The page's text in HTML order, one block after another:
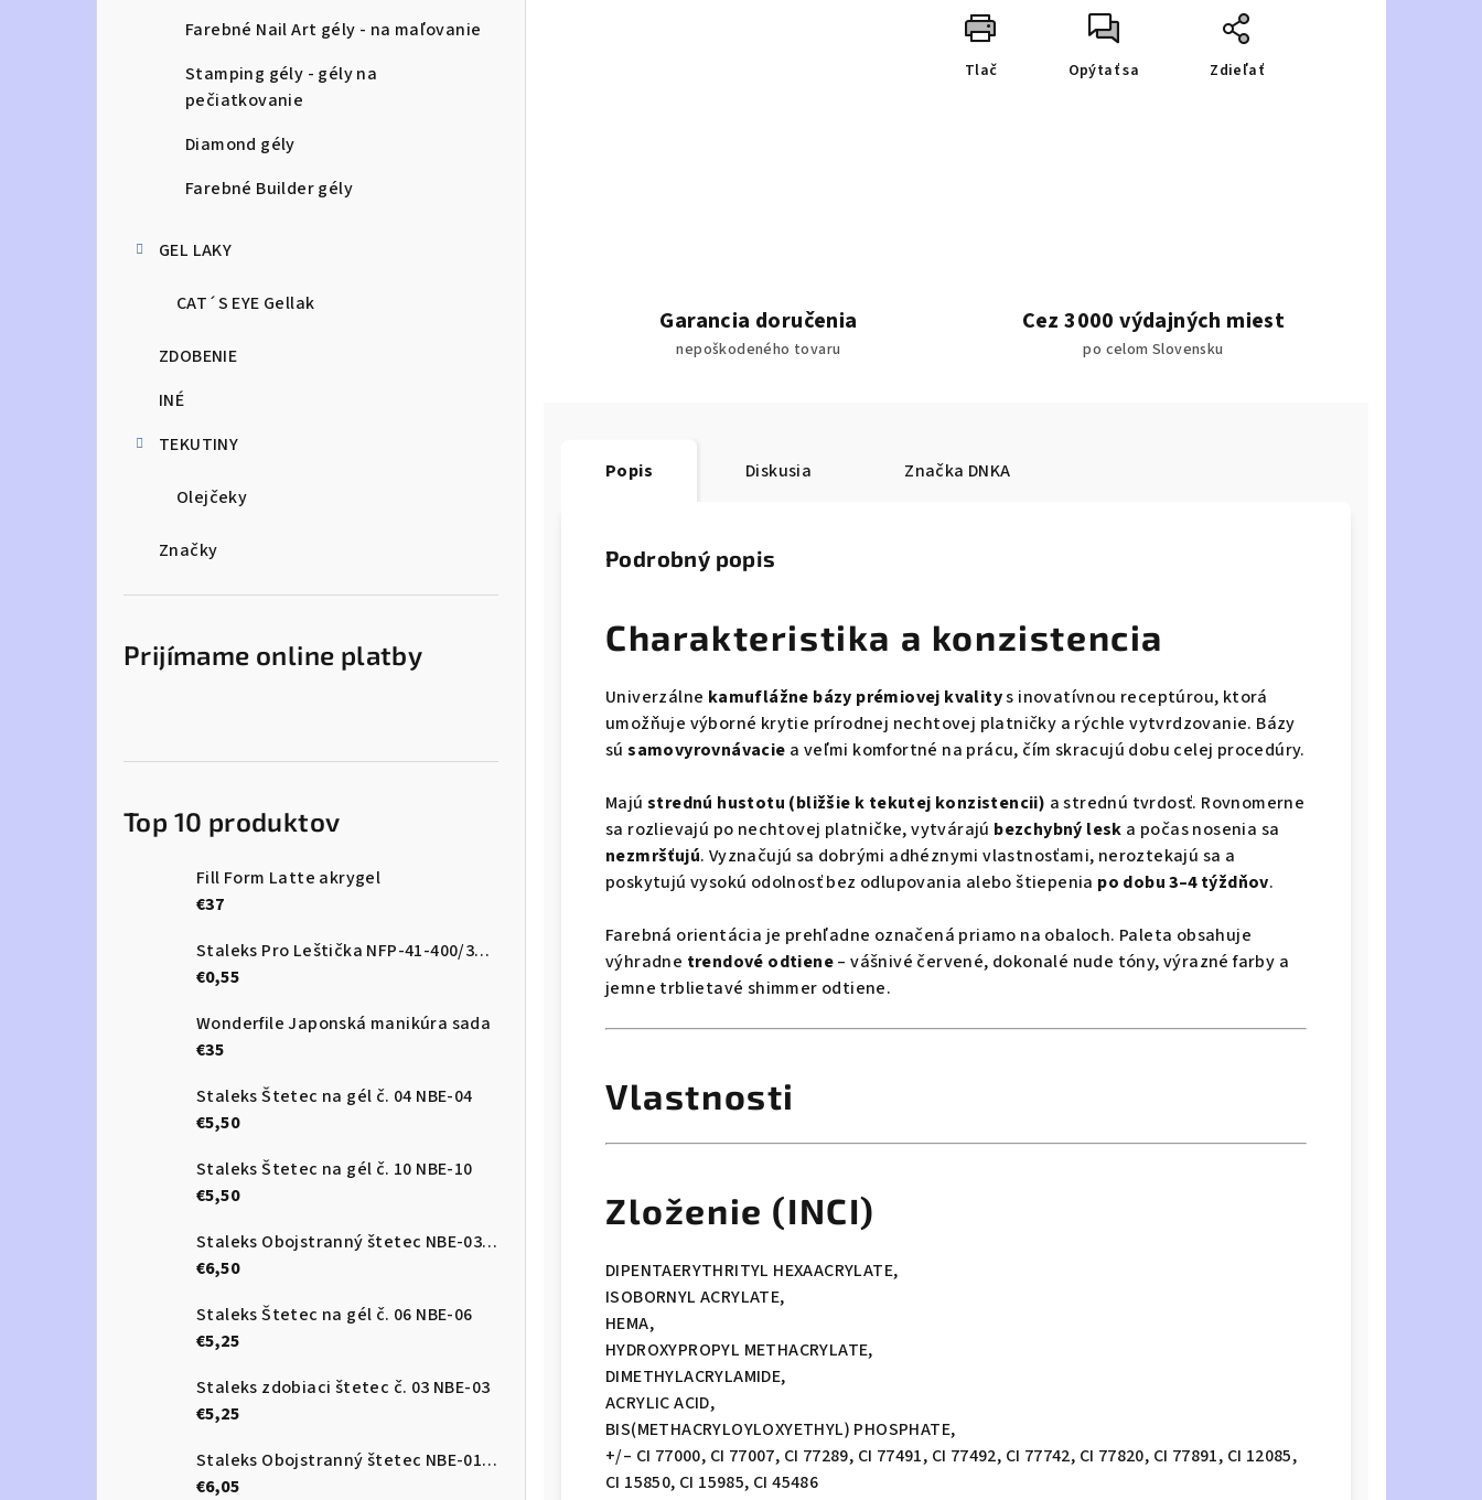
Farebné Nail Art gély - na maľovanie
Stamping gély - gély na
pečiatkovanie
Diamond gély
Farebné Builder gély
GEL LAKY
CAT´S EYE Gellak
ZDOBENIE
INÉ
TEKUTINY
Olejčeky
Značky
Prijímame online platby
Top 10 produktov
Fill Form Latte akrygel
€37
Staleks Pro Leštička NFP-41-400/3000
€0,55
Wonderfile Japonská manikúra sada
€35
Staleks Štetec na gél č. 04 NBE-04
€5,50
Staleks Štetec na gél č. 10 NBE-10
€5,50
Staleks Obojstranný štetec NBE-03/06
€6,50
Staleks Štetec na gél č. 06 NBE-06
€5,25
Staleks zdobiaci štetec č. 03 NBE-03
€5,25
Staleks Obojstranný štetec NBE-01/03
€6,05
Tlač Opýtať sa Zdieľať
Garancia doručenia
nepoškodeného tovaru
Cez 3000 výdajných miest
po celom Slovensku
Popis Diskusia Značka DNKA
Podrobný popis
Charakteristika a konzistencia
Univerzálne kamuflážne bázy prémiovej kvalitys inovatívnou receptúrou, ktorá
umožňuje výborné krytie prírodnej nechtovej platničky a rýchle vytvrdzovanie. Bázy
súsamovyrovnávacie a veľmi komfortné na prácu, čím skracujú dobu celej procedúry.
Majú strednú hustotu (bližšie k tekutej konzistencii) a strednú tvrdosť. Rovnomerne
sa rozlievajú po nechtovej platničke, vytvárajú bezchybný lesk a počas nosenia sa
nezmršťujú. Vyznačujú sa dobrými adhéznymi vlastnosťami, neroztekajú sa a
poskytujú vysokú odolnosť bez odlupovania alebo štiepenia po dobu 3–4 týždňov.
Farebná orientácia je prehľadne označená priamo na obaloch. Paleta obsahuje
výhradne trendové odtiene– vášnivé červené, dokonalé nude tóny, výrazné farby a
jemne trblietavé shimmer odtiene.
Vlastnosti
Zloženie (INCI)
DIPENTAERYTHRITYL HEXAACRYLATE,
ISOBORNYL ACRYLATE,
HEMA,
HYDROXYPROPYL METHACRYLATE,
DIMETHYLACRYLAMIDE,
ACRYLIC ACID,
BIS(METHACRYLOYLOXYETHYL) PHOSPHATE,
+/– CI 77000, CI 77007, CI 77289, CI 77491, CI 77492, CI 77742, CI 77820, CI 77891, CI 12085,
CI 15850, CI 15985, CI 45486